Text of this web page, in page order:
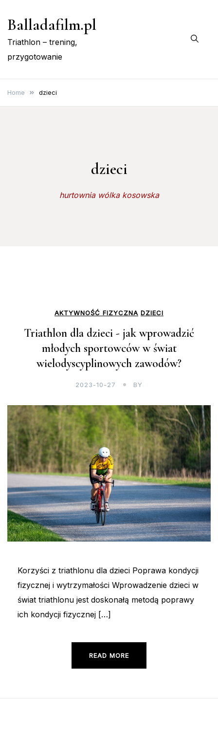
Balladafilm.pl
Triathlon – trening,
przygotowanie
Home dzieci
dzieci
hurtownia wólka kosowska
AKTYWNOŚĆ FIZYCZNA DZIECI
Triathlon dla dzieci - jak wprowadzić
młodych sportowców w świat
wielodyscyplinowych zawodów?
2023-10-27 BY
Korzyści z triathlonu dla dzieci Poprawa kondycji
fizycznej i wytrzymałości Wprowadzenie dzieci w
świat triathlonu jest doskonałą metodą poprawy
ich kondycji fizycznej […]
READ MORE